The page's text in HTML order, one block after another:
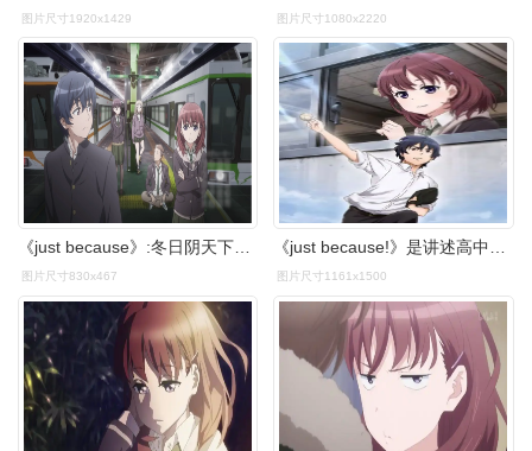
图片尺寸1920x1429 图片尺寸1080x2220
《just because》:冬日阴天下的青春故事
图片尺寸830x467
《just because!》是讲述高中生们的青春恋爱故事的原作作品.
图片尺寸1161x1500